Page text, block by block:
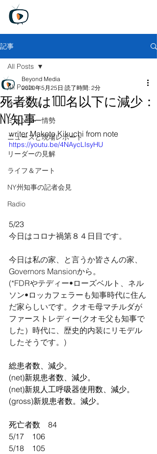
記事
All Posts
オリジナル
ミャンマー情勢
ニュースと現場レポート
リーダーの見解
ライフ＆アート
NY州知事の記者会見
Radio
All Posts
死者数は100名以下に減少：
NY知事
Beyond Media
2020年5月25日 読了時間: 2分
writer Makoto Kikuchi from note
https://youtu.be/4NAycLIsyHU
5/23
今日はコロナ禍第８４日目です。
今日は私の家、と言うか皆さんの家、
Governors Mansionから。
(*FDRやテディー•ローズベルト、ネル
ソン•ロッカフェラーも知事時代に住ん
だ家らしいです。クオモ母マチルダが
ファーストレディー(クオモ父も知事で
した）時代に、歴史的内装にリモデル
したそうです。)
総患者数、減少。
(net)新規患者数、減少。
(net)新規人工呼吸器使用数、減少。
(gross)新規患者数。減少。
死亡者数　84
5/17    106
5/18    105